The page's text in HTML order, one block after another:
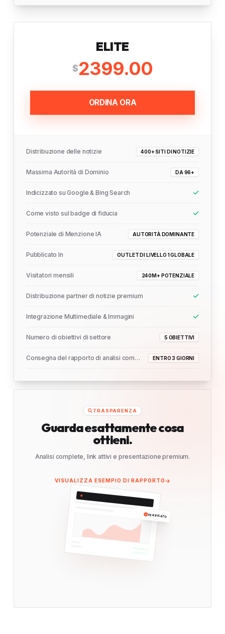
ELITE
$2399.00
ORDINA ORA
Distribuzione delle notizie 400+ SITI DI NOTIZIE
Massima Autorità di Dominio DA 96+
Indicizzato su Google & Bing Search
Come visto sul badge di fiducia
Potenziale di Menzione IA AUTORITÀ DOMINANTE
Pubblicato In OUTLET DI LIVELLO 1 GLOBALE
Visitatori mensili 240M+ POTENZIALE
Distribuzione partner di notizie premium
Integrazione Multimediale & Immagini
Numero di obiettivi di settore 5 OBIETTIVI
Consegna del rapporto di analisi completo ENTRO 3 GIORNI
TRASPARENZA
Guarda esattamente cosa
ottieni.
Analisi complete, link attivi e presentazione premium.
VISUALIZZA ESEMPIO DI RAPPORTO
VERIFICATO